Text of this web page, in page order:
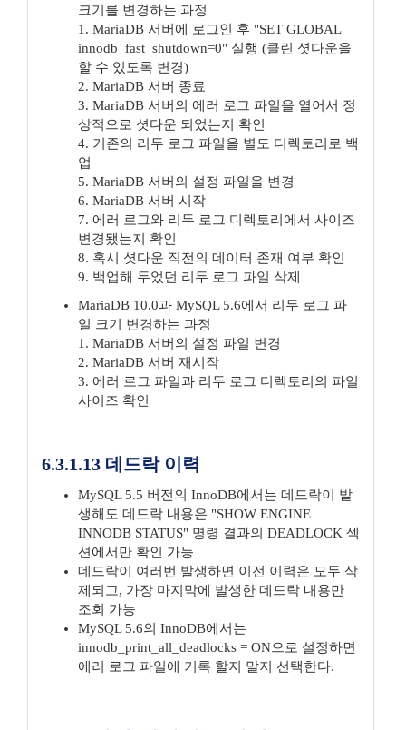
크기를 변경하는 과정
1. MariaDB 서버에 로그인 후 "SET GLOBAL
innodb_fast_shutdown=0" 실행 (클린 셧다운을
할 수 있도록 변경)
2. MariaDB 서버 종료
3. MariaDB 서버의 에러 로그 파일을 열어서 정
상적으로 셧다운 되었는지 확인
4. 기존의 리두 로그 파일을 별도 디렉토리로 백
업
5. MariaDB 서버의 설정 파일을 변경
6. MariaDB 서버 시작
7. 에러 로그와 리두 로그 디렉토리에서 사이즈
변경됐는지 확인
8. 혹시 셧다운 직전의 데이터 존재 여부 확인
9. 백업해 두었던 리두 로그 파일 삭제
MariaDB 10.0과 MySQL 5.6에서 리두 로그 파
일 크기 변경하는 과정
1. MariaDB 서버의 설정 파일 변경
2. MariaDB 서버 재시작
3. 에러 로그 파일과 리두 로그 디렉토리의 파일
사이즈 확인
6.3.1.13 데드락 이력
MySQL 5.5 버전의 InnoDB에서는 데드락이 발
생해도 데드락 내용은 "SHOW ENGINE
INNODB STATUS" 명령 결과의 DEADLOCK 섹
션에서만 확인 가능
데드락이 여러번 발생하면 이전 이력은 모두 삭
제되고, 가장 마지막에 발생한 데드락 내용만
조회 가능
MySQL 5.6의 InnoDB에서는
innodb_print_all_deadlocks = ON으로 설정하면
에러 로그 파일에 기록 할지 말지 선택한다.